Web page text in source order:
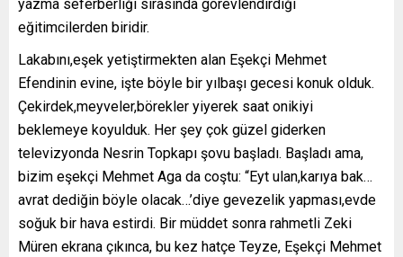
yazma seferberliği sırasında görevlendirdiği
eğitimcilerden biridir.
Lakabını,eşek yetiştirmekten alan Eşekçi Mehmet
Efendinin evine, işte böyle bir yılbaşı gecesi konuk olduk.
Çekirdek,meyveler,börekler yiyerek saat onikiyi
beklemeye koyulduk. Her şey çok güzel giderken
televizyonda Nesrin Topkapı şovu başladı. Başladı ama,
bizim eşekçi Mehmet Aga da coştu: “Eyt ulan,karıya bak…
avrat dediğin böyle olacak…’diye gevezelik yapması,evde
soğuk bir hava estirdi. Bir müddet sonra rahmetli Zeki
Müren ekrana çıkınca, bu kez hatçe Teyze, Eşekçi Mehmet